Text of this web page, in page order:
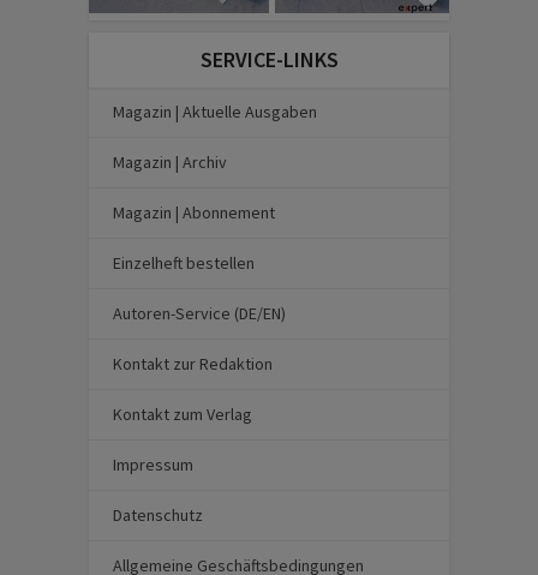
SERVICE-LINKS
Magazin | Aktuelle Ausgaben
Magazin | Archiv
Magazin | Abonnement
Einzelheft bestellen
Autoren-Service (DE/EN)
Kontakt zur Redaktion
Kontakt zum Verlag
Impressum
Datenschutz
Allgemeine Geschäftsbedingungen